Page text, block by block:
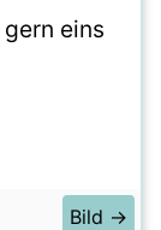
eins
Bild →